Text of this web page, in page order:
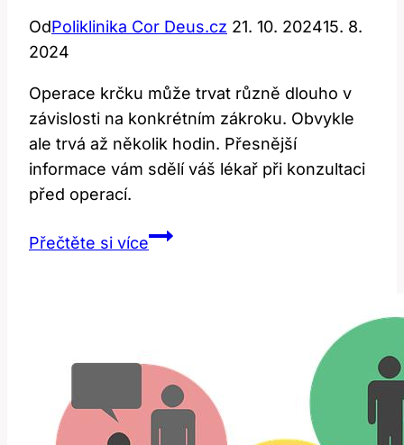
OdPoliklinika Cor Deus.cz 21. 10. 202415. 8.
2024
Operace krčku může trvat různě dlouho v
závislosti na konkrétním zákroku. Obvykle
ale trvá až několik hodin. Přesnější
informace vám sdělí váš lékař při konzultaci
před operací.
Přečtěte si víceJak
Informace,
které
potřebujete